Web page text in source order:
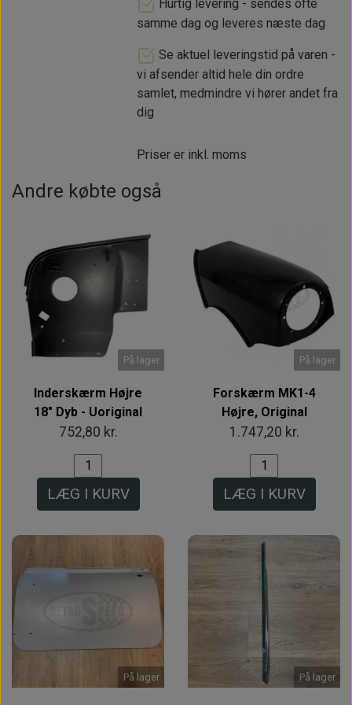
Hurtig levering - sendes ofte
samme dag og leveres næste dag
Se aktuel leveringstid på varen -
vi afsender altid hele din ordre
samlet, medmindre vi hører andet fra
dig
Priser er inkl. moms
Andre købte også
På lager
Inderskærm Højre
18" Dyb - Uoriginal
752,80 kr.
LÆG I KURV
På lager
Forskærm MK1-4
Højre, Original
1.747,20 kr.
LÆG I KURV
På lager På lager